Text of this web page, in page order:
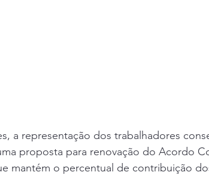
a representação dos trabalhadores
proposta para renovação do Acordo
mantém o percentual de contribuição